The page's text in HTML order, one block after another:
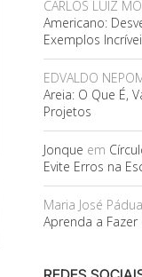
CARLOS LUIZ
Americano:
Exemplos
EDVALDO
Areia: O Que É,
Projetos
Jonque em
Evite Erros na
Maria José
Aprenda a Fazer